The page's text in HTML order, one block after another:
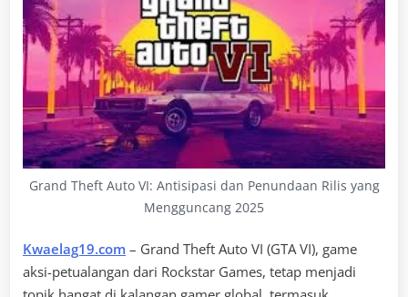
Grand Theft Auto VI: Antisipasi dan Penundaan Rilis yang
Mengguncang 2025
Kwaelag19.com – Grand Theft Auto VI (GTA VI), game
aksi-petualangan dari Rockstar Games, tetap menjadi